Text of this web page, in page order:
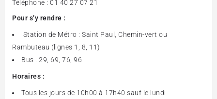
Téléphone : 01 40 27 07 21
Pour s’y rendre :
Station de Métro : Saint Paul, Chemin-vert ou
Rambuteau (lignes 1, 8, 11)
Bus : 29, 69, 76, 96
Horaires :
Tous les jours de 10h00 à 17h40 sauf le lundi